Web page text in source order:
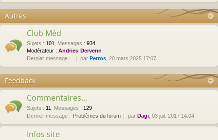
Autres
Club Méd
Sujets : 101 Messages : 934
Modérateur : Andrieu Dervenn
Dernier message :
par Petros , 20 mars 2025 17:07
Feedback
Commentaires...
Sujets : 11 Messages : 129
Dernier message : Problèmes du forum par Dagi , 03 juil. 2017 14:04
Infos site